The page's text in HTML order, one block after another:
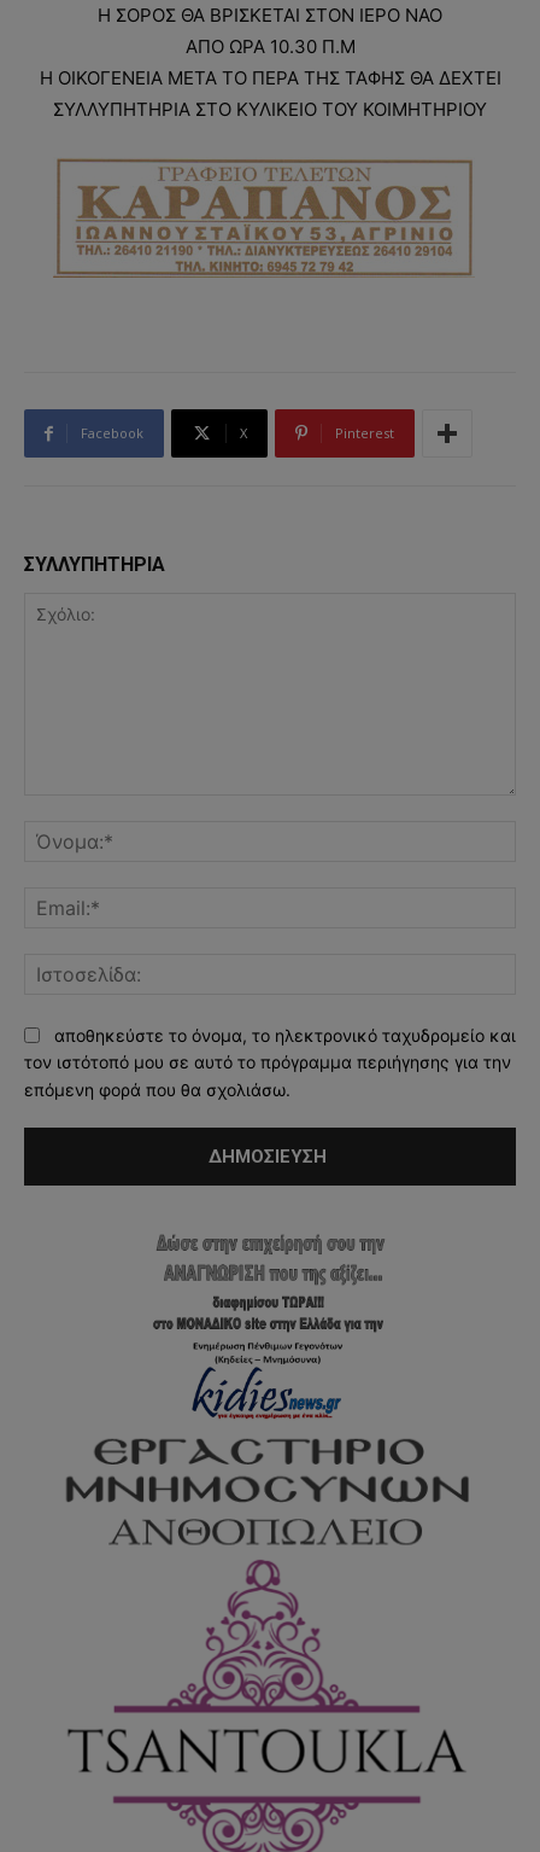
Η ΣΟΡΟΣ ΘΑ ΒΡΙΣΚΕΤΑΙ ΣΤΟΝ ΙΕΡΟ ΝΑΟ
ΑΠΟ ΩΡΑ 10.30 Π.Μ
Η ΟΙΚΟΓΕΝΕΙΑ ΜΕΤΑ ΤΟ ΠΕΡΑ ΤΗΣ ΤΑΦΗΣ ΘΑ ΔΕΧΤΕΙ
ΣΥΛΛΥΠΗΤΗΡΙΑ ΣΤΟ ΚΥΛΙΚΕΙΟ ΤΟΥ ΚΟΙΜΗΤΗΡΙΟΥ
Facebook X Pinterest
ΣΥΛΛΥΠΗΤΗΡΙΑ
αποθηκεύστε το όνομα, το ηλεκτρονικό ταχυδρομείο και
τον ιστότοπό μου σε αυτό το πρόγραμμα περιήγησης για την
επόμενη φορά που θα σχολιάσω.